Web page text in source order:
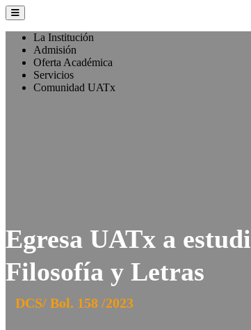
La Institución
Admisión
Oferta Académica
Servicios
Comunidad UATx
Egresa UATx a
Filosofía y Letras
DCS/ Bol. 158 /2023